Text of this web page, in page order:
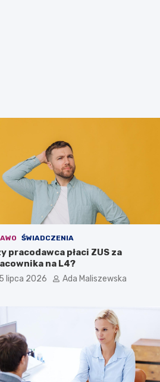
ŚWIADCZENIA
pracodawca płaci ZUS za
na L4?
5 lipca 2026 Ada Maliszewska